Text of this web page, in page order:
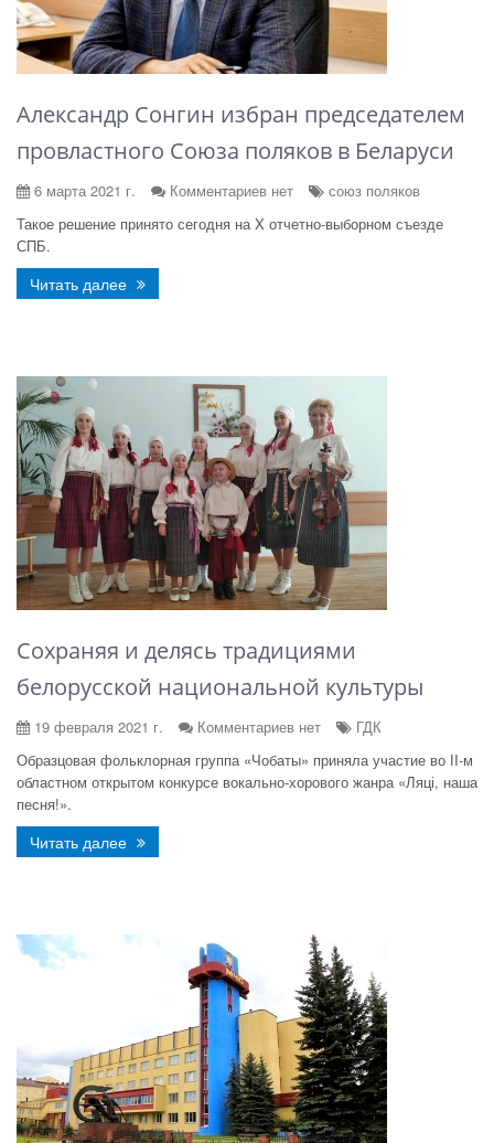
Александр Сонгин избран председателем
провластного Союза поляков в Беларуси
6 марта 2021 г. Комментариев нет
союз поляков
Такое решение принято сегодня на X отчетно-выборном съезде
СПБ.
Читать далее
Сохраняя и делясь традициями
белорусской национальной культуры
19 февраля 2021 г. Комментариев нет
ГДК
Образцовая фольклорная группа «Чобаты» приняла участие во ІI-м
областном открытом конкурсе вокально-хорового жанра «Ляці, наша
песня!».
Читать далее